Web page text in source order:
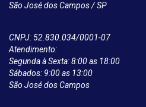
São José dos Campos / SP
CNPJ: 52.830.034/0001-07
Atendimento:
Segunda à Sexta: 8:00 as 18:00
Sábados: 9:00 as 13:00
São José dos Campos